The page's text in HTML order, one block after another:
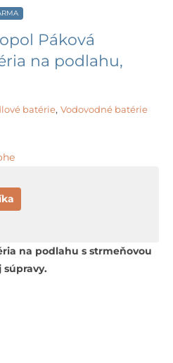
Páková
na podlahu,
batérie, Vodovodné batérie
na podlahu s strmeňovou
súpravy.